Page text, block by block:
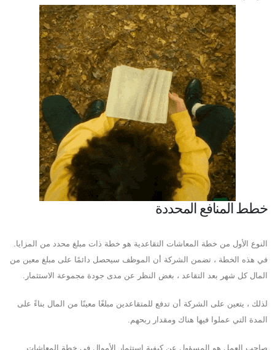
خطط المنافع المحددة
النوع الأول من خطة المعاشات التقاعدية هو خطة ذات مبلغ محدد من المزايا.
في هذه الخطة ، تضمن الشركة أن الموظف سيحصل دائمًا على مبلغ معين من
المال كل شهر بعد التقاعد ، بغض النظر عن مدى جودة مجموعة الاستثمار.
لذلك ، يتعين على الشركة أن تدفع للمتقاعدين مبلغًا معينًا من المال بناءً على
المدة التي عملوا فيها هناك ومقدار ربحهم.
صاحب العمل هو المسؤول عن كيفية استثمار الأموال في خطة المعاشات